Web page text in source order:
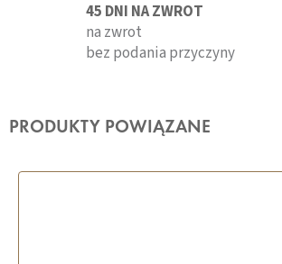
45 DNI NA ZWROT
na zwrot
bez podania przyczyny
PRODUKTY POWIĄZANE